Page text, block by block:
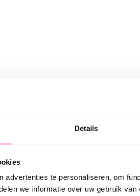
Details
advertenties te personaliseren, om
we informatie over uw gebruik